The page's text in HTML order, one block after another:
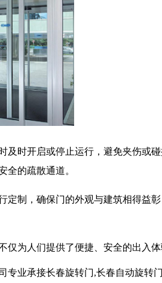
时开启或停止运行，避免夹伤或
全的疏散通道。
制，确保门的外观与建筑相得益
为人们提供了便捷、安全的出入
业承接长春旋转门,长春自动旋转